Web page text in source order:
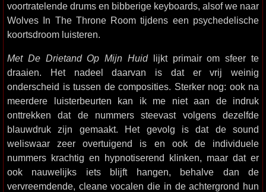
voortratelende drums en bibberige keyboards, alsof we naar
Wolves In The Throne Room tijdens een psychedelische
koortsdroom luisteren.
Met De Drietand Op Mijn Huidlijkt primair om sfeer te
draaien. Het nadeel daarvan is dat er vrij weinig
onderscheid is tussen de composities. Sterker nog: ook na
meerdere luisterbeurten kan ik me niet aan de indruk
onttrekken dat de nummers steevast volgens dezelfde
blauwdruk zijn gemaakt. Het gevolg is dat de sound
weliswaar zeer overtuigend is en ook de individuele
nummers krachtig en hypnotiserend klinken, maar dat er
ook nauwelijks iets blijft hangen, behalve dan de
vervreemdende, cleane vocalen die in de achtergrond hun